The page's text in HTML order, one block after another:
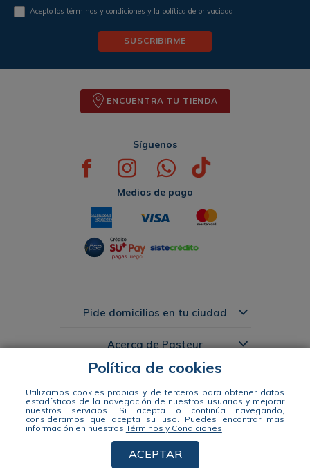
Política de cookies
Utilizamos cookies propias y de terceros para obtener datos
estadísticos de la navegación de nuestros usuarios y mejorar
nuestros servicios. Si acepta o continúa navegando,
consideramos que acepta su uso. Puedes encontrar mas
información en nuestros Términos y Condiciones
ACEPTAR
Acepto lostérminos y condiciones y la política de privacidad
SUSCRIBIRME
ENCUENTRA TU TIENDA
Síguenos
Medios de pago
Pide domicilios en tu ciudad
Acerca de Pasteur
Links de Interés
Distribuidora Pasteur S.A. Nit 890941663-1 Dir: Calle 49 #57-35 tel: 604
444 14 00 WhatsApp +57 311 344 2964
© 2021 Distribuidora Pasteur S.A. Todos los derechos reservados Empowered By